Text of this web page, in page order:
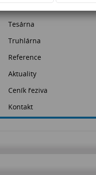
Tesárna
Truhlárna
Reference
Aktuality
Ceník řeziva
Kontakt